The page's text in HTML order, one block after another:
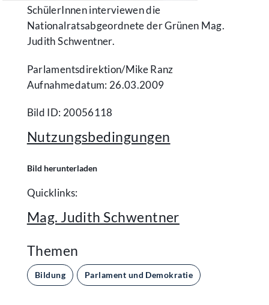
SchülerInnen interviewen die
Nationalratsabgeordnete der Grünen Mag.
Judith Schwentner.
Parlamentsdirektion/​Mike Ranz
Aufnahmedatum: 26.03.2009
Bild ID: 20056118
Nutzungsbedingungen
Bild herunterladen
Quicklinks:
Mag. Judith Schwentner
Themen
Bildung Parlament und Demokratie